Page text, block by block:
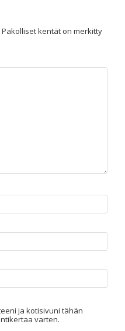
Pakolliset kentät on merkitty
ja kotisivuni tähän
varten.